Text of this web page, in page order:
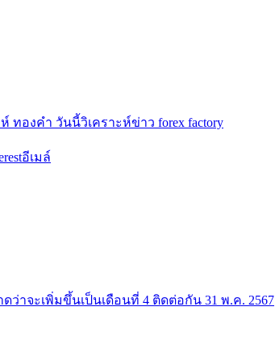
ห์ ทองคำ วันนี้วิเคราะห์ข่าว forex factory
อีเมล์
ว่าจะเพิ่มขึ้นเป็นเดือนที่ 4 ติดต่อกัน 31 พ.ค. 2567